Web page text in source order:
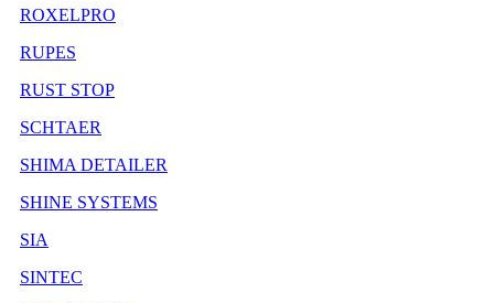
ROXELPRO
RUPES
RUST STOP
SCHTAER
SHIMA DETAILER
SHINE SYSTEMS
SIA
SINTEC